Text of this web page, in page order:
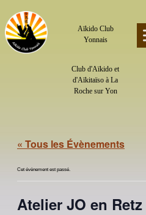
content
Aïkido Club
Yonnais
Club d'Aïkido et
d'Aïkitaïso à La
Roche sur Yon
« Tous les Évènements
Cet évènement est passé.
Atelier JO en Retz